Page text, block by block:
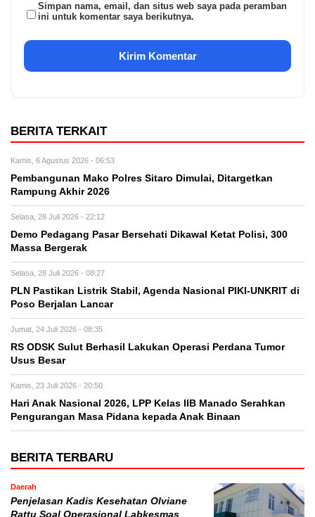
Simpan nama, email, dan situs web saya pada peramban
ini untuk komentar saya berikutnya.
BERITA TERKAIT
Kamis, 6 Agustus 2026 - 06:53
Pembangunan Mako Polres Sitaro Dimulai, Ditargetkan
Rampung Akhir 2026
Selasa, 28 Juli 2026 - 22:12
Demo Pedagang Pasar Bersehati Dikawal Ketat Polisi, 300
Massa Bergerak
Selasa, 28 Juli 2026 - 08:27
PLN Pastikan Listrik Stabil, Agenda Nasional PIKI-UNKRIT di
Poso Berjalan Lancar
Jumat, 24 Juli 2026 - 08:35
RS ODSK Sulut Berhasil Lakukan Operasi Perdana Tumor
Usus Besar
Kamis, 23 Juli 2026 - 20:50
Hari Anak Nasional 2026, LPP Kelas IIB Manado Serahkan
Pengurangan Masa Pidana kepada Anak Binaan
BERITA TERBARU
Daerah
Penjelasan Kadis Kesehatan Olviane
Rattu Soal Operasional Labkesmas